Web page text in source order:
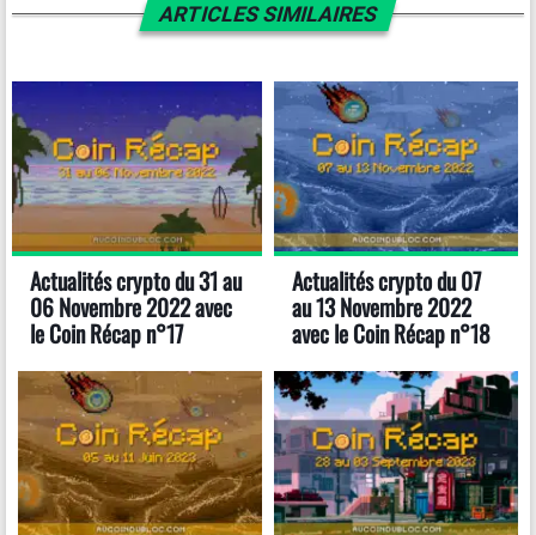
ARTICLES SIMILAIRES
Actualités crypto du 31 au
06 Novembre 2022 avec
le Coin Récap n°17
Actualités crypto du 07
au 13 Novembre 2022
avec le Coin Récap n°18